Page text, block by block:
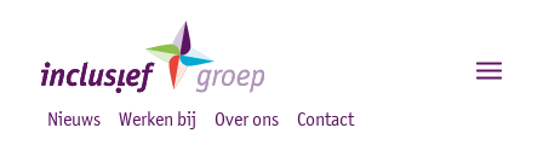
Nieuws Werken bij Over ons Contact